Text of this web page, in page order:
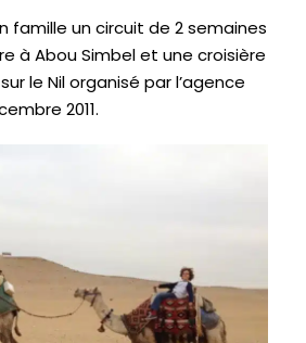
famille un circuit de 2 semaines
à Abou Simbel et une croisière
le Nil organisé par l’agence
2011.